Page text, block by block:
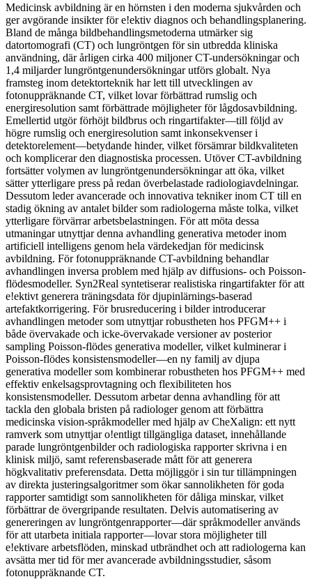
Medicinsk avbildning är en hörnsten i den moderna sjukvården och
ger avgörande insikter för e!ektiv diagnos och behandlingsplanering.
Bland de många bildbehandlingsmetoderna utmärker sig
datortomografi (CT) och lungröntgen för sin utbredda kliniska
användning, där årligen cirka 400 miljoner CT-undersökningar och
1,4 miljarder lungröntgenundersökningar utförs globalt. Nya
framsteg inom detektorteknik har lett till utvecklingen av
fotonuppräknande CT, vilket lovar förbättrad rumslig och
energiresolution samt förbättrade möjligheter för lågdosavbildning.
Emellertid utgör förhöjt bildbrus och ringartifakter—till följd av
högre rumslig och energiresolution samt inkonsekvenser i
detektorelement—betydande hinder, vilket försämrar bildkvaliteten
och komplicerar den diagnostiska processen. Utöver CT-avbildning
fortsätter volymen av lungröntgenundersökningar att öka, vilket
sätter ytterligare press på redan överbelastade radiologiavdelningar.
Dessutom leder avancerade och innovativa tekniker inom CT till en
stadig ökning av antalet bilder som radiologerna måste tolka, vilket
ytterligare förvärrar arbetsbelastningen. För att möta dessa
utmaningar utnyttjar denna avhandling generativa metoder inom
artificiell intelligens genom hela värdekedjan för medicinsk
avbildning. För fotonuppräknande CT-avbildning behandlar
avhandlingen inversa problem med hjälp av diffusions- och Poisson-
flödesmodeller. Syn2Real syntetiserar realistiska ringartifakter för att
e!ektivt generera träningsdata för djupinlärnings-baserad
artefaktkorrigering. För brusreducering i bilder introducerar
avhandlingen metoder som utnyttjar robustheten hos PFGM++ i
både övervakade och icke-övervakade versioner av posterior
sampling Poisson-flödes generativa modeller, vilket kulminerar i
Poisson-flödes konsistensmodeller—en ny familj av djupa
generativa modeller som kombinerar robustheten hos PFGM++ med
effektiv enkelsagsprovtagning och flexibiliteten hos
konsistensmodeller. Dessutom arbetar denna avhandling för att
tackla den globala bristen på radiologer genom att förbättra
medicinska vision-språkmodeller med hjälp av CheXalign: ett nytt
ramverk som utnyttjar o!entligt tillgängliga dataset, innehållande
parade lungröntgenbilder och radiologiska rapporter skrivna i en
klinisk miljö, samt referensbaserade mått för att generera
högkvalitativ preferensdata. Detta möjliggör i sin tur tillämpningen
av direkta justeringsalgoritmer som ökar sannolikheten för goda
rapporter samtidigt som sannolikheten för dåliga minskar, vilket
förbättrar de övergripande resultaten. Delvis automatisering av
genereringen av lungröntgenrapporter—där språkmodeller används
för att utarbeta initiala rapporter—lovar stora möjligheter till
e!ektivare arbetsflöden, minskad utbrändhet och att radiologerna kan
avsätta mer tid för mer avancerade avbildningsstudier, såsom
fotonuppräknande CT.